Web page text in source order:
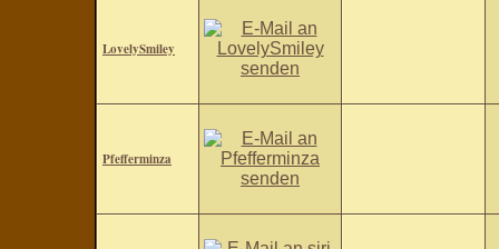
LovelySmiley
Pfefferminza